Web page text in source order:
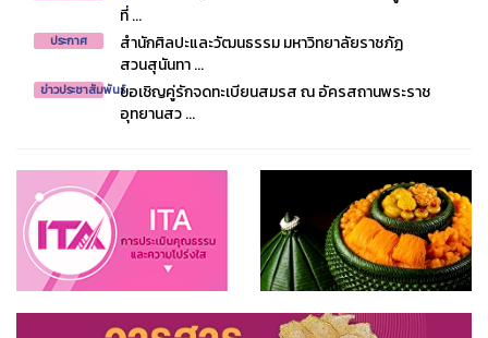
ที่ ...
ประกาศ
สำนักศิลปะและวัฒนธรรม มหาวิทยาลัยราชภัฏ
สวนสุนันทา ...
ข่าวประชาสัมพันธ์ขอเชิญคู่รักจดทะเบียนสมรส ณ อัครสถานพระราช
อุทยานสว ...